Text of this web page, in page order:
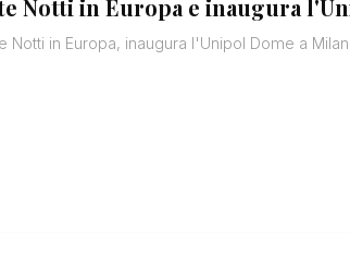
Notti in Europa e inaugura
in Europa, inaugura l'Unipol Dome a